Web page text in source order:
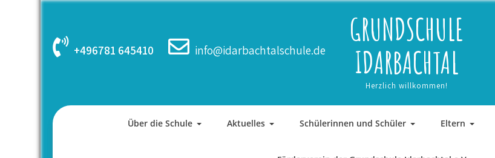
+496781 645410 info@idarbachtalschule.de
GRUNDSCHULE
IDARBACHTAL
Herzlich willkommen!
Über die Schule Aktuelles Schülerinnen und Schüler Eltern